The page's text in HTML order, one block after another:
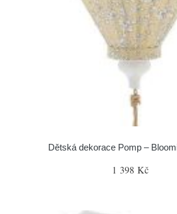
Dětská dekorace Pomp –
1 398 Kč